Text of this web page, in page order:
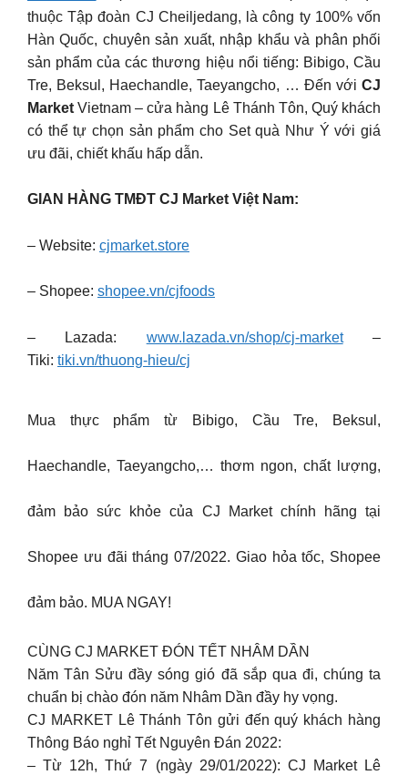
thuộc Tập đoàn CJ Cheiljedang, là công ty 100% vốn
Hàn Quốc, chuyên sản xuất, nhập khẩu và phân phối
sản phẩm của các thương hiệu nổi tiếng: Bibigo, Cầu
Tre, Beksul, Haechandle, Taeyangcho, … Đến với CJ
Market Vietnam – cửa hàng Lê Thánh Tôn, Quý khách
có thể tự chọn sản phẩm cho Set quà Như Ý với giá
ưu đãi, chiết khấu hấp dẫn.
GIAN HÀNG TMĐT CJ Market Việt Nam:
– Website: cjmarket.store
– Shopee: shopee.vn/cjfoods
– Lazada: www.lazada.vn/shop/cj-market–
Tiki: tiki.vn/thuong-hieu/cj
Mua thực phẩm từ Bibigo, Cầu Tre, Beksul,
Haechandle, Taeyangcho,… thơm ngon, chất lượng,
đảm bảo sức khỏe của CJ Market chính hãng tại
Shopee ưu đãi tháng 07/2022. Giao hỏa tốc, Shopee
đảm bảo. MUA NGAY!
CÙNG CJ MARKET ĐÓN TẾT NHÂM DẦN
Năm Tân Sửu đầy sóng gió đã sắp qua đi, chúng ta
chuẩn bị chào đón năm Nhâm Dần đầy hy vọng.
CJ MARKET Lê Thánh Tôn gửi đến quý khách hàng
Thông Báo nghỉ Tết Nguyên Đán 2022:
– Từ 12h, Thứ 7 (ngày 29/01/2022): CJ Market Lê